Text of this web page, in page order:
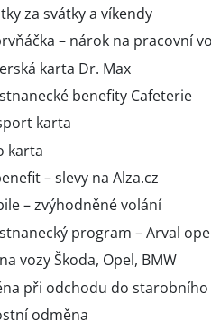
za svátky a víkendy
– nárok na pracovní
karta Dr. Max
benefity Cafeterie
karta
karta
– slevy na Alza.cz
– zvýhodněné volání
program – Arval
vozy Škoda, Opel, BMW
při odchodu do
odměna